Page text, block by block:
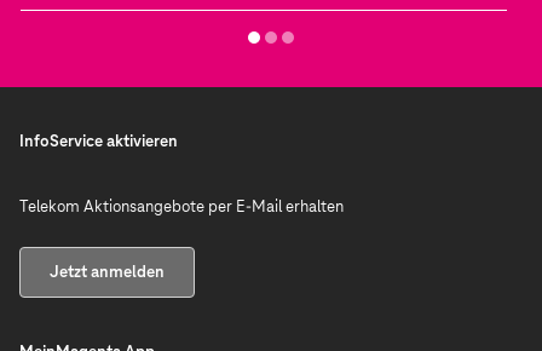
InfoService aktivieren
Telekom Aktionsangebote per E-Mail erhalten
Jetzt anmelden